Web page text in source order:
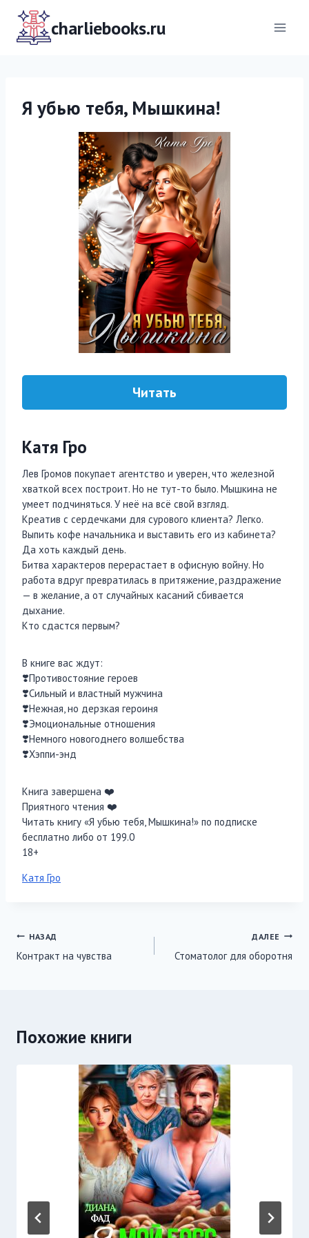
Перейти
содержимомуcharliebooks.ru
Я убью тебя, Мышкина!
Читать
Катя Гро
Лев Громов покупает агентство и уверен, что железной
хваткой всех построит. Но не тут-то было. Мышкина не
умеет подчиняться. У неё на всё свой взгляд.
Креатив с сердечками для сурового клиента? Легко.
Выпить кофе начальника и выставить его из кабинета?
Да хоть каждый день.
Битва характеров перерастает в офисную войну. Но
работа вдруг превратилась в притяжение, раздражение
— в желание, а от случайных касаний сбивается
дыхание.
Кто сдастся первым?
В книге вас ждут:
❣️Противостояние героев
❣️Сильный и властный мужчина
❣️Нежная, но дерзкая героиня
❣️Эмоциональные отношения
❣️Немного новогоднего волшебства
❣️Хэппи-энд
Книга завершена ‍❤️‍
Приятного чтения ‍❤️‍
Читать книгу «Я убью тебя, Мышкина!» по подписке
бесплатно либо от 199.0
18+
Метки
Катя Гро
Навигация
по
НАЗАД
Контракт на чувства
ДАЛЕЕ
Стоматолог для оборотня
Похожие книги